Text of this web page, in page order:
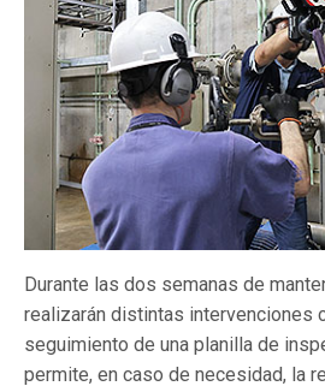
Durante las dos semanas de
realizarán distintas intervenciones
seguimiento de una planilla de
permite, en caso de necesidad, la